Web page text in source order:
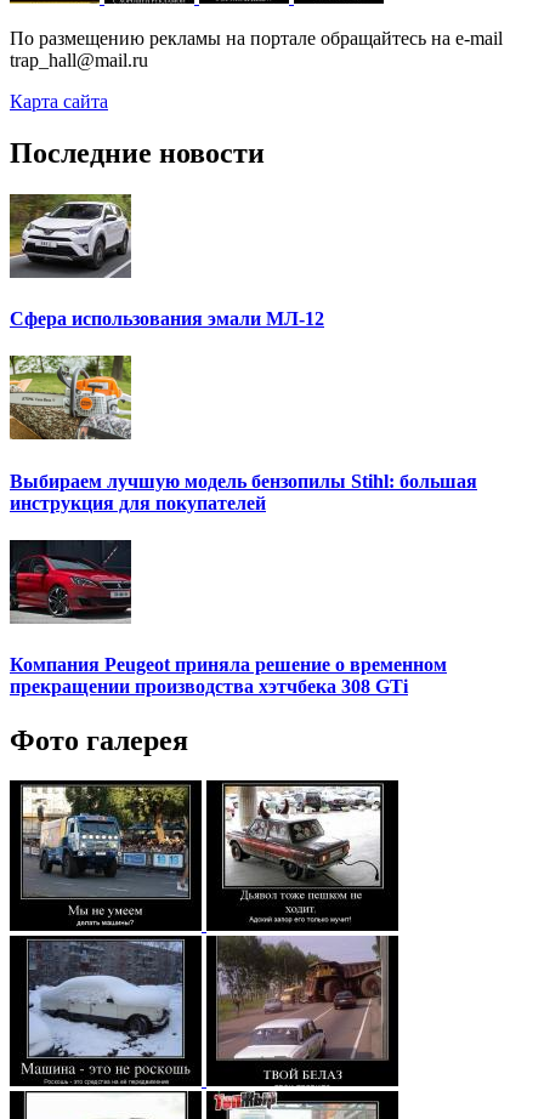
По размещению рекламы на портале обращайтесь на e-mail
trap_hall@mail.ru
Карта сайта
Последние новости
Сфера использования эмали МЛ-12
Выбираем лучшую модель бензопилы Stihl: большая
инструкция для покупателей
Компания Peugeot приняла решение о временном
прекращении производства хэтчбека 308 GTi
Фото галерея